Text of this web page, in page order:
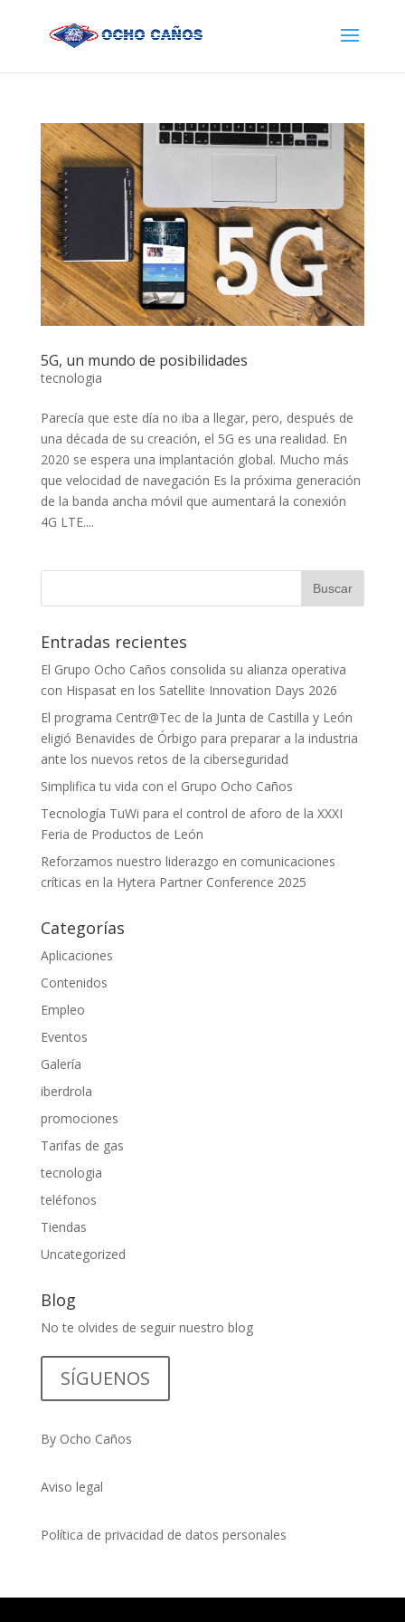
5G, un mundo de posibilidades
tecnologia
Parecía que este día no iba a llegar, pero, después de
una década de su creación, el 5G es una realidad. En
2020 se espera una implantación global. Mucho más
que velocidad de navegación Es la próxima generación
de la banda ancha móvil que aumentará la conexión
4G LTE....
Entradas recientes
El Grupo Ocho Caños consolida su alianza operativa
con Hispasat en los Satellite Innovation Days 2026
El programa Centr@Tec de la Junta de Castilla y León
eligió Benavides de Órbigo para preparar a la industria
ante los nuevos retos de la ciberseguridad
Simplifica tu vida con el Grupo Ocho Caños
Tecnología TuWi para el control de aforo de la XXXI
Feria de Productos de León
Reforzamos nuestro liderazgo en comunicaciones
críticas en la Hytera Partner Conference 2025
Categorías
Aplicaciones
Contenidos
Empleo
Eventos
Galería
iberdrola
promociones
Tarifas de gas
tecnologia
teléfonos
Tiendas
Uncategorized
Blog
No te olvides de seguir nuestro blog
SÍGUENOS
By Ocho Caños
Aviso legal
Política de privacidad de datos personales